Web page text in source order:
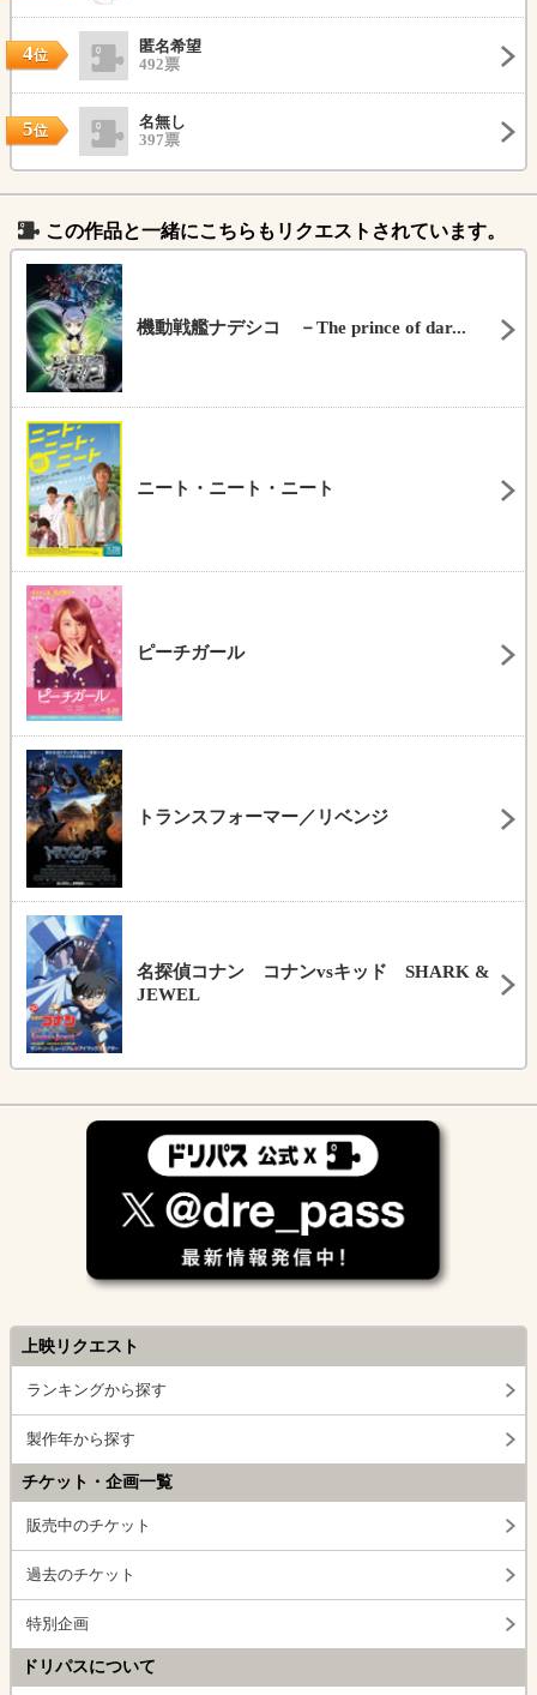
4位
匿名希望
492票
5位
名無し
397票
この作品と一緒にこちらもリクエストされています。
機動戦艦ナデシコ －The prince of dar...
ニート・ニート・ニート
ピーチガール
トランスフォーマー／リベンジ
名探偵コナン コナンvsキッド SHARK &
JEWEL
上映リクエスト
ランキングから探す
製作年から探す
チケット・企画一覧
販売中のチケット
過去のチケット
特別企画
ドリパスについて